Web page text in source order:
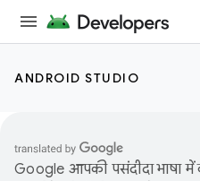
ANDROID STUDIO
Google आपकी पसंदीदा भाषा